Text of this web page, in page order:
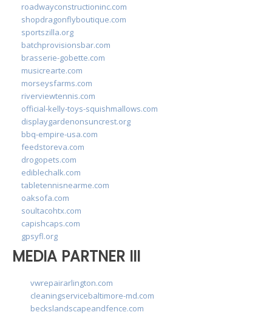
roadwayconstructioninc.com
shopdragonflyboutique.com
sportszilla.org
batchprovisionsbar.com
brasserie-gobette.com
musicrearte.com
morseysfarms.com
riverviewtennis.com
official-kelly-toys-squishmallows.com
displaygardenonsuncrest.org
bbq-empire-usa.com
feedstoreva.com
drogopets.com
ediblechalk.com
tabletennisnearme.com
oaksofa.com
soultacohtx.com
capishcaps.com
gpsyfl.org
MEDIA PARTNER III
vwrepairarlington.com
cleaningservicebaltimore-md.com
beckslandscapeandfence.com